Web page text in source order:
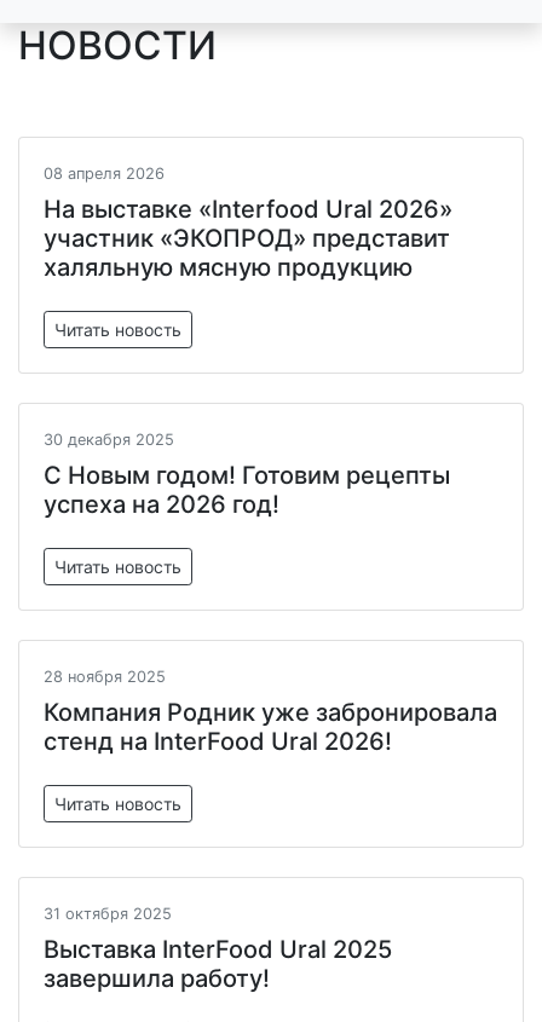
НОВОСТИ
08 апреля 2026
На выставке «Interfood Ural 2026»
участник «ЭКОПРОД» представит
халяльную мясную продукцию
Читать новость
30 декабря 2025
С Новым годом! Готовим рецепты
успеха на 2026 год!
Читать новость
28 ноября 2025
Компания Родник уже забронировала
стенд на InterFood Ural 2026!
Читать новость
31 октября 2025
Выставка InterFood Ural 2025
завершила работу!